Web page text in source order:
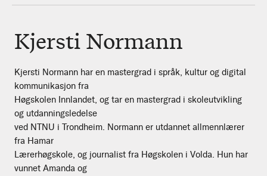
Kjersti Normann
Kjersti Normann har en mastergrad i språk, kultur og digital
kommunikasjon fra
Høgskolen Innlandet, og tar en mastergrad i skoleutvikling
og utdanningsledelse
ved NTNU i Trondheim. Normann er utdannet allmennlærer
fra Hamar
Lærerhøgskole, og journalist fra Høgskolen i Volda. Hun har
vunnet Amanda og